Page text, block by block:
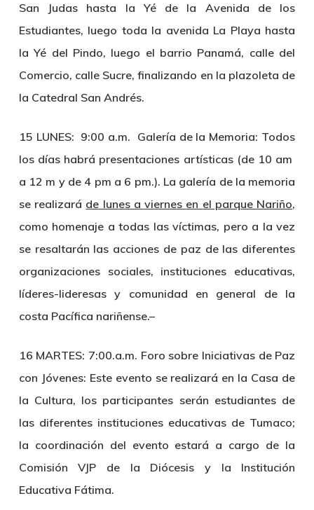
San Judas hasta la Yé de la Avenida de los
Estudiantes, luego toda la avenida La Playa hasta
la Yé del Pindo, luego el barrio Panamá, calle del
Comercio, calle Sucre, finalizando en la plazoleta de
la Catedral San Andrés.
15 LUNES: 9:00 a.m. Galería de la Memoria: Todos
los días habrá presentaciones artísticas (de 10 am
a 12 m y de 4 pm a 6 pm.). La galería de la memoria
se realizará de lunes a viernes en el parque Nariño,
como homenaje a todas las víctimas, pero a la vez
se resaltarán las acciones de paz de las diferentes
organizaciones sociales, instituciones educativas,
líderes-lideresas y comunidad en general de la
costa Pacífica nariñense.–
16 MARTES: 7:00.a.m. Foro sobre Iniciativas de Paz
con Jóvenes: Este evento se realizará en la Casa de
la Cultura, los participantes serán estudiantes de
las diferentes instituciones educativas de Tumaco;
la coordinación del evento estará a cargo de la
Comisión VJP de la Diócesis y la Institución
Educativa Fátima.